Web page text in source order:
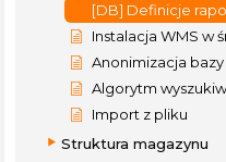
[DB] Definicje
Instalacja WMS w
Anonimizacja
Algorytm
Import z pliku
Struktura magazynu